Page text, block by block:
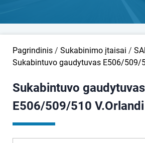
Pagrindinis / Sukabinimo įtaisai /
Sukabintuvo gaudytuvas E506/509/
Sukabintuvo gaudytuvas
E506/509/510 V.Orlandi